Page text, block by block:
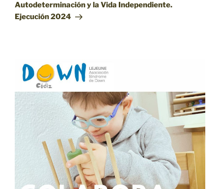
Autodeterminación y la Vida Independiente.
Ejecución 2024